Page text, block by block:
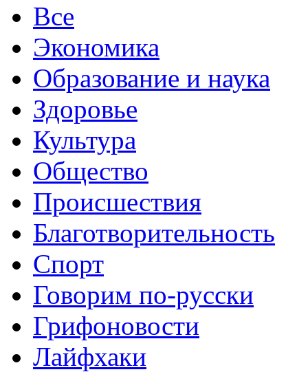
Все
Экономика
Образование и наука
Здоровье
Культура
Общество
Происшествия
Благотворительность
Спорт
Говорим по-русски
Грифоновости
Лайфхаки